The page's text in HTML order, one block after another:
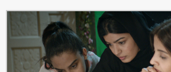
الشبكة الاستراتيجية لتطوير
مع الحاجة لتوفير محتوى محلي يتناغم مع
لتطلعات جمهورها، حيث يهدف البرنامج
ترفيهي فريد مع وجوه عربية للمشاهدين